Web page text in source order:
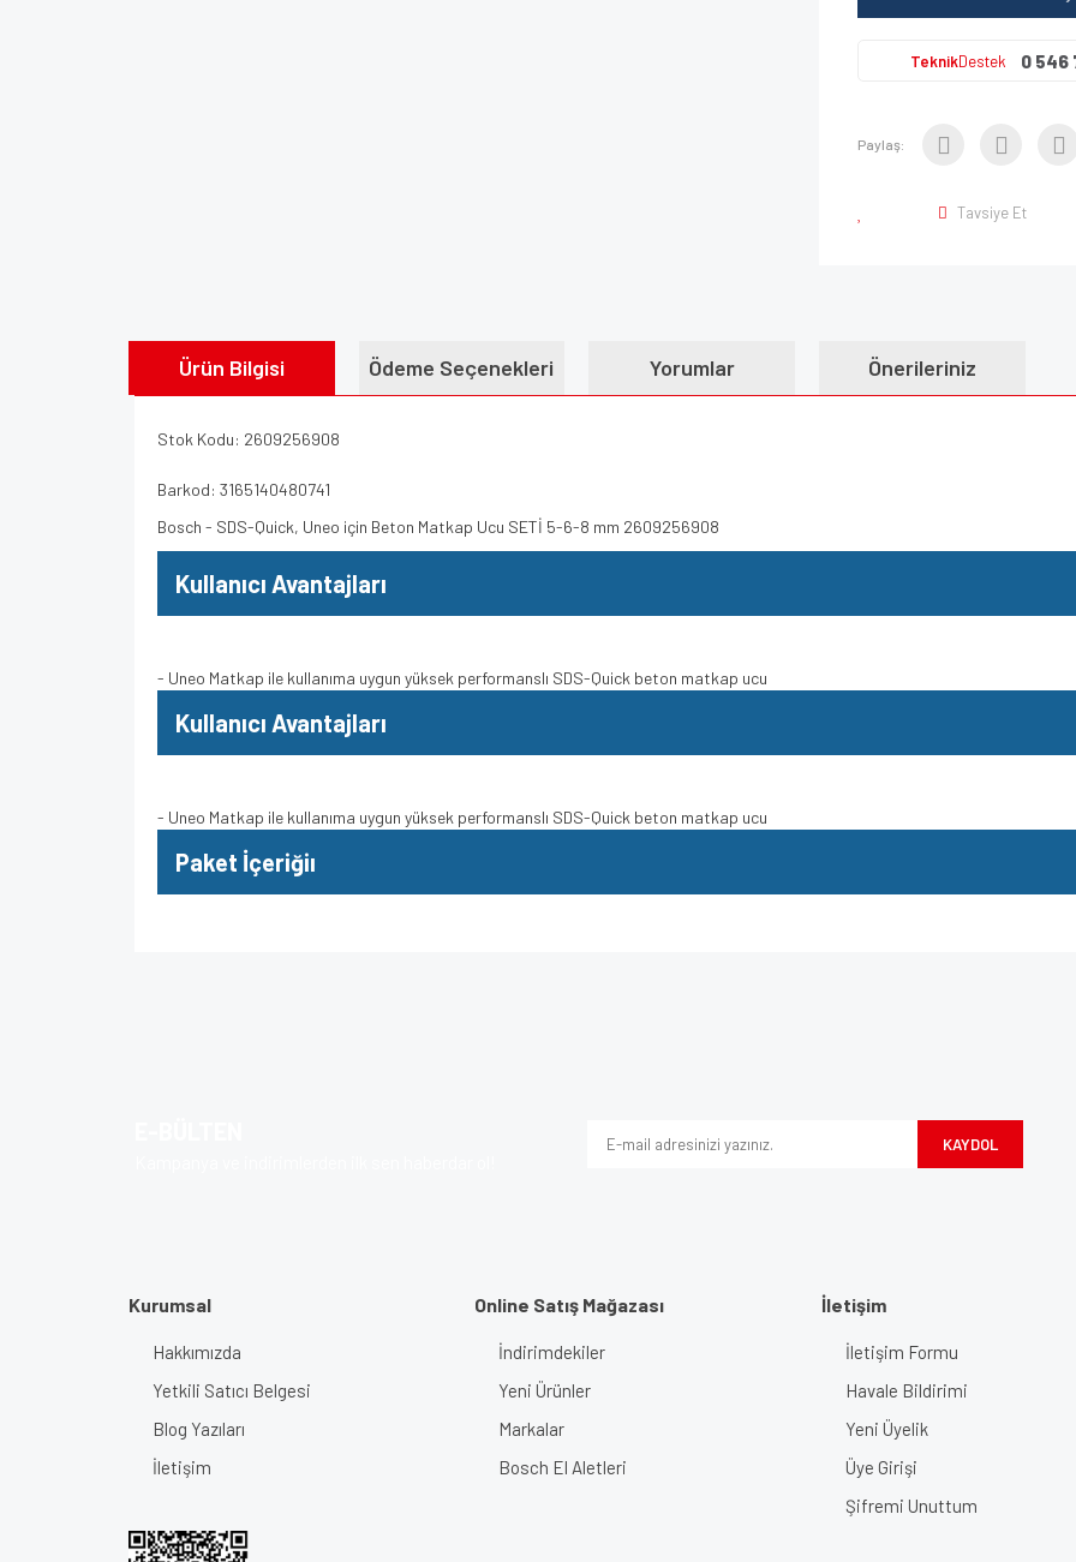
TeknikDestek 0 546
Paylaş:
Tavsiye Et
Ürün Bilgisi Ödeme Seçenekleri Yorumlar Önerileriniz
Stok Kodu: 2609256908
Barkod: 3165140480741
Bosch - SDS-Quick, Uneo için Beton Matkap Ucu SETİ 5-6-8 mm 2609256908
Kullanıcı Avantajları
- Uneo Matkap ile kullanıma uygun yüksek performanslı SDS-Quick beton matkap ucu
Kullanıcı Avantajları
- Uneo Matkap ile kullanıma uygun yüksek performanslı SDS-Quick beton matkap ucu
Paket İçeriğiı
KAYDOL
Kurumsal
Hakkımızda
Yetkili Satıcı Belgesi
Blog Yazıları
İletişim
Online Satış Mağazası
İndirimdekiler
Yeni Ürünler
Markalar
Bosch El Aletleri
İletişim
İletişim Formu
Havale Bildirimi
Yeni Üyelik
Üye Girişi
Şifremi Unuttum